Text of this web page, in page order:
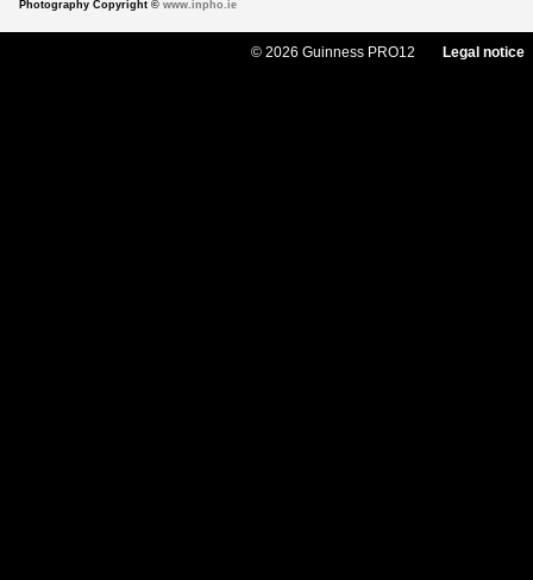
Photography Copyright © www.inpho.ie
© 2026 Guinness PRO12 Legal notice